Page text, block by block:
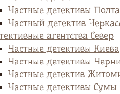
Частные детективы
Частный детектив
агентства Север
Частные детективы Киева
Частные детективы
Частные детектив
Частные детективы Сумы